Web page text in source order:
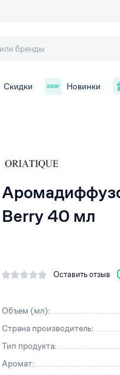
Скидки Новинки
Berry 40 мл
Оставить отзыв
Объем (мл):
Страна производитель:
Тип продукта:
Аромат: